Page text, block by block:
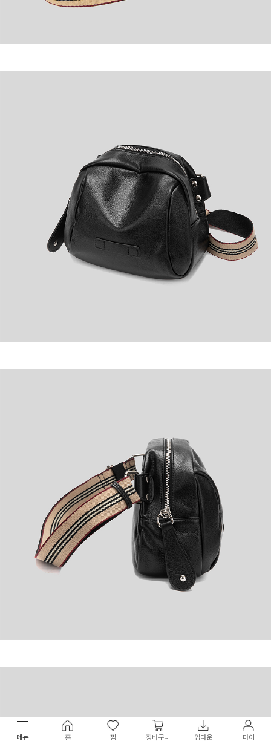
메뉴 홈 찜 장바구니 앱다운 마이